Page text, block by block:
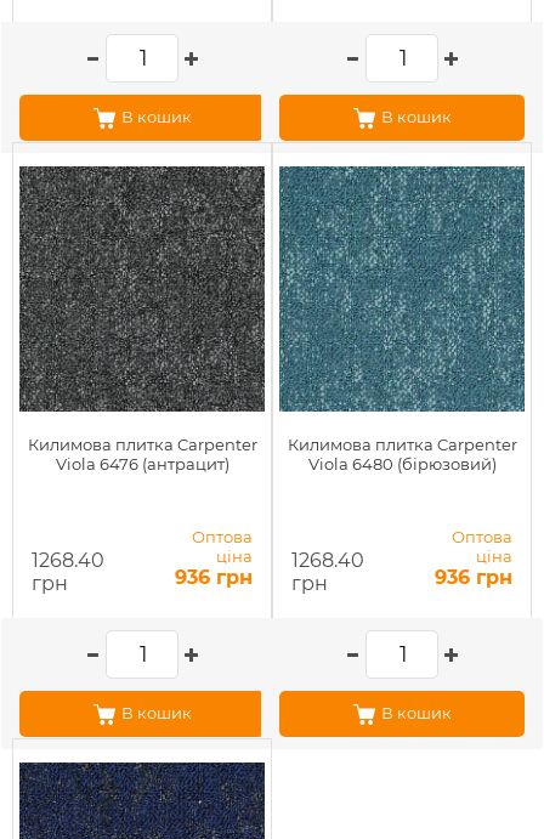
В кошик В кошик
Килимова плитка Carpenter
Viola 6476 (антрацит)
1268.40
грн
Оптова
ціна
936 грн
В кошик
Килимова плитка Carpenter
Viola 6480 (бірюзовий)
1268.40
грн
Оптова
ціна
936 грн
В кошик